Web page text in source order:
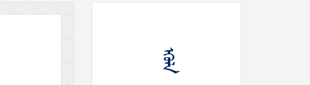
ᠡᠭᠦᠯᠡ